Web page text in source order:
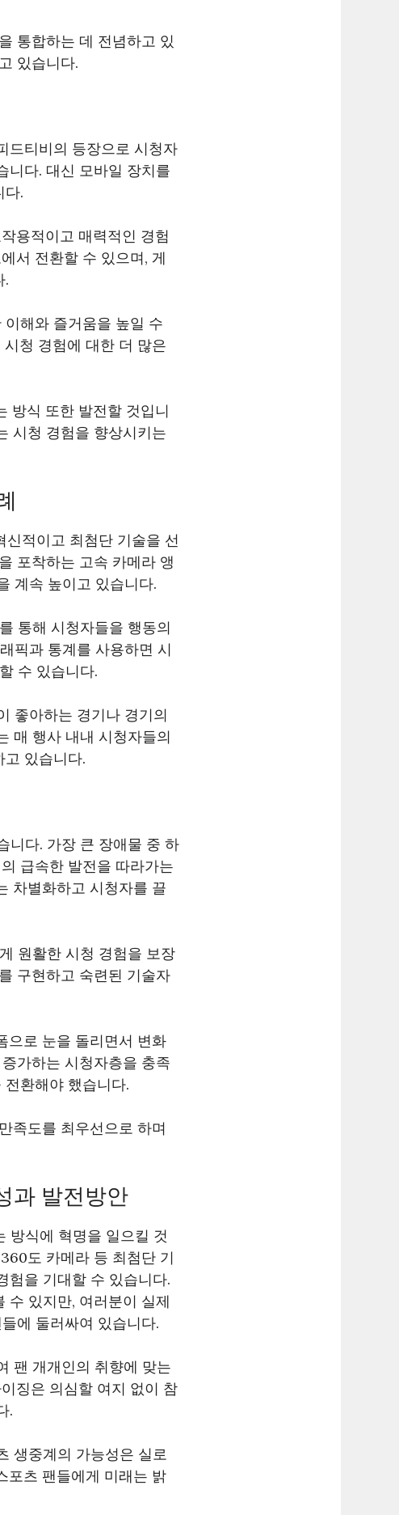
통합하는 데 전념하고 있
있습니다.
드티비의 등장으로 시청자
니다. 대신 모바일 장치를
다.
용적이고 매력적인 경험
서 전환할 수 있으며, 게
.
해와 즐거움을 높일 수
청 경험에 대한 더 많은
방식 또한 발전할 것입니
시청 경험을 향상시키는
적이고 최첨단 기술을 선
포착하는 고속 카메라 앵
계속 높이고 있습니다.
통해 시청자들을 행동의
픽과 통계를 사용하면 시
수 있습니다.
좋아하는 경기나 경기의
매 행사 내내 시청자들의
있습니다.
니다. 가장 큰 장애물 중 하
급속한 발전을 따라가는
차별화하고 시청자를 끌
원활한 시청 경험을 보장
구현하고 숙련된 기술자
으로 눈을 돌리면서 변화
가하는 시청자층을 충족
환해야 했습니다.
족도를 최우선으로 하며
과 발전방안
방식에 혁명을 일으킬 것
도 카메라 등 최첨단 기
험을 기대할 수 있습니다.
수 있지만, 여러분이 실제
에 둘러싸여 있습니다.
팬 개개인의 취향에 맞는
징은 의심할 여지 없이 참
.
생중계의 가능성은 실로
포츠 팬들에게 미래는 밝